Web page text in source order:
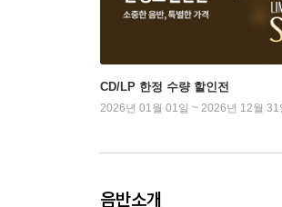
CD/LP 한정 수량 할인전
2026년 01월 01일 ~ 2026년 12월 31
음반소개